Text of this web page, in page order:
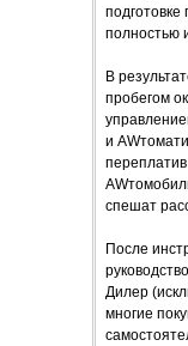
полностью
В
пробегом
и
спешат
После
Дилер
многие